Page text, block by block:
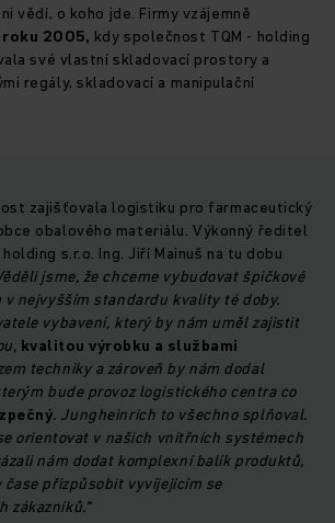
vědí, o koho jde. Firmy vzájemně
roku 2005, kdy společnost TQM - holding
své vlastní skladovací prostory a
regály, skladovací a manipulační
zajišťovala logistiku pro farmaceutický
obalového materiálu. Výkonný ředitel
s.r.o. Ing. Jiří Mainuš na tu dobu
jsme, že chceme vybudovat špičkové
nejvyšším standardu kvality té doby.
vybavení, který by nám uměl zajistit
kvalitou výrobku a službami
techniky a zároveň by nám dodal
bude provoz logistického centra co
. Jungheinrich to všechno splňoval.
orientovat v našich vnitřních systémech
nám dodat komplexní balík produktů,
čase přizpůsobit vyvíjejícím se
zákazníků.“